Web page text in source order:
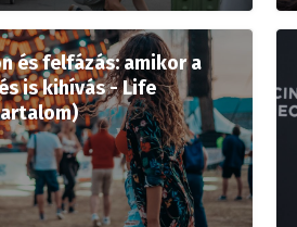
és felfázás: amikor a
is kihívás - Life